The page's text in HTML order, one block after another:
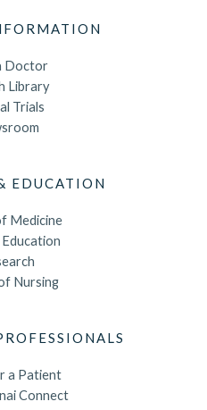
Doctor
Library
Trials
EDUCATION
Medicine
Nursing
a Patient
Connect